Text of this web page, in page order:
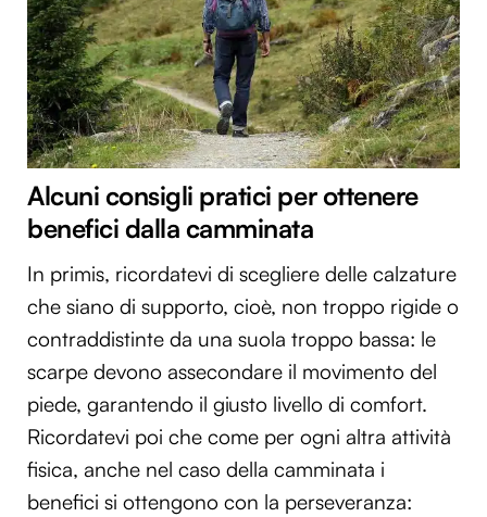
Alcuni consigli pratici per ottenere
benefici dalla camminata
In primis, ricordatevi di scegliere delle calzature
che siano di supporto, cioè, non troppo rigide o
contraddistinte da una suola troppo bassa: le
scarpe devono assecondare il movimento del
piede, garantendo il giusto livello di comfort.
Ricordatevi poi che come per ogni altra attività
fisica, anche nel caso della camminata i
benefici si ottengono con la perseveranza: